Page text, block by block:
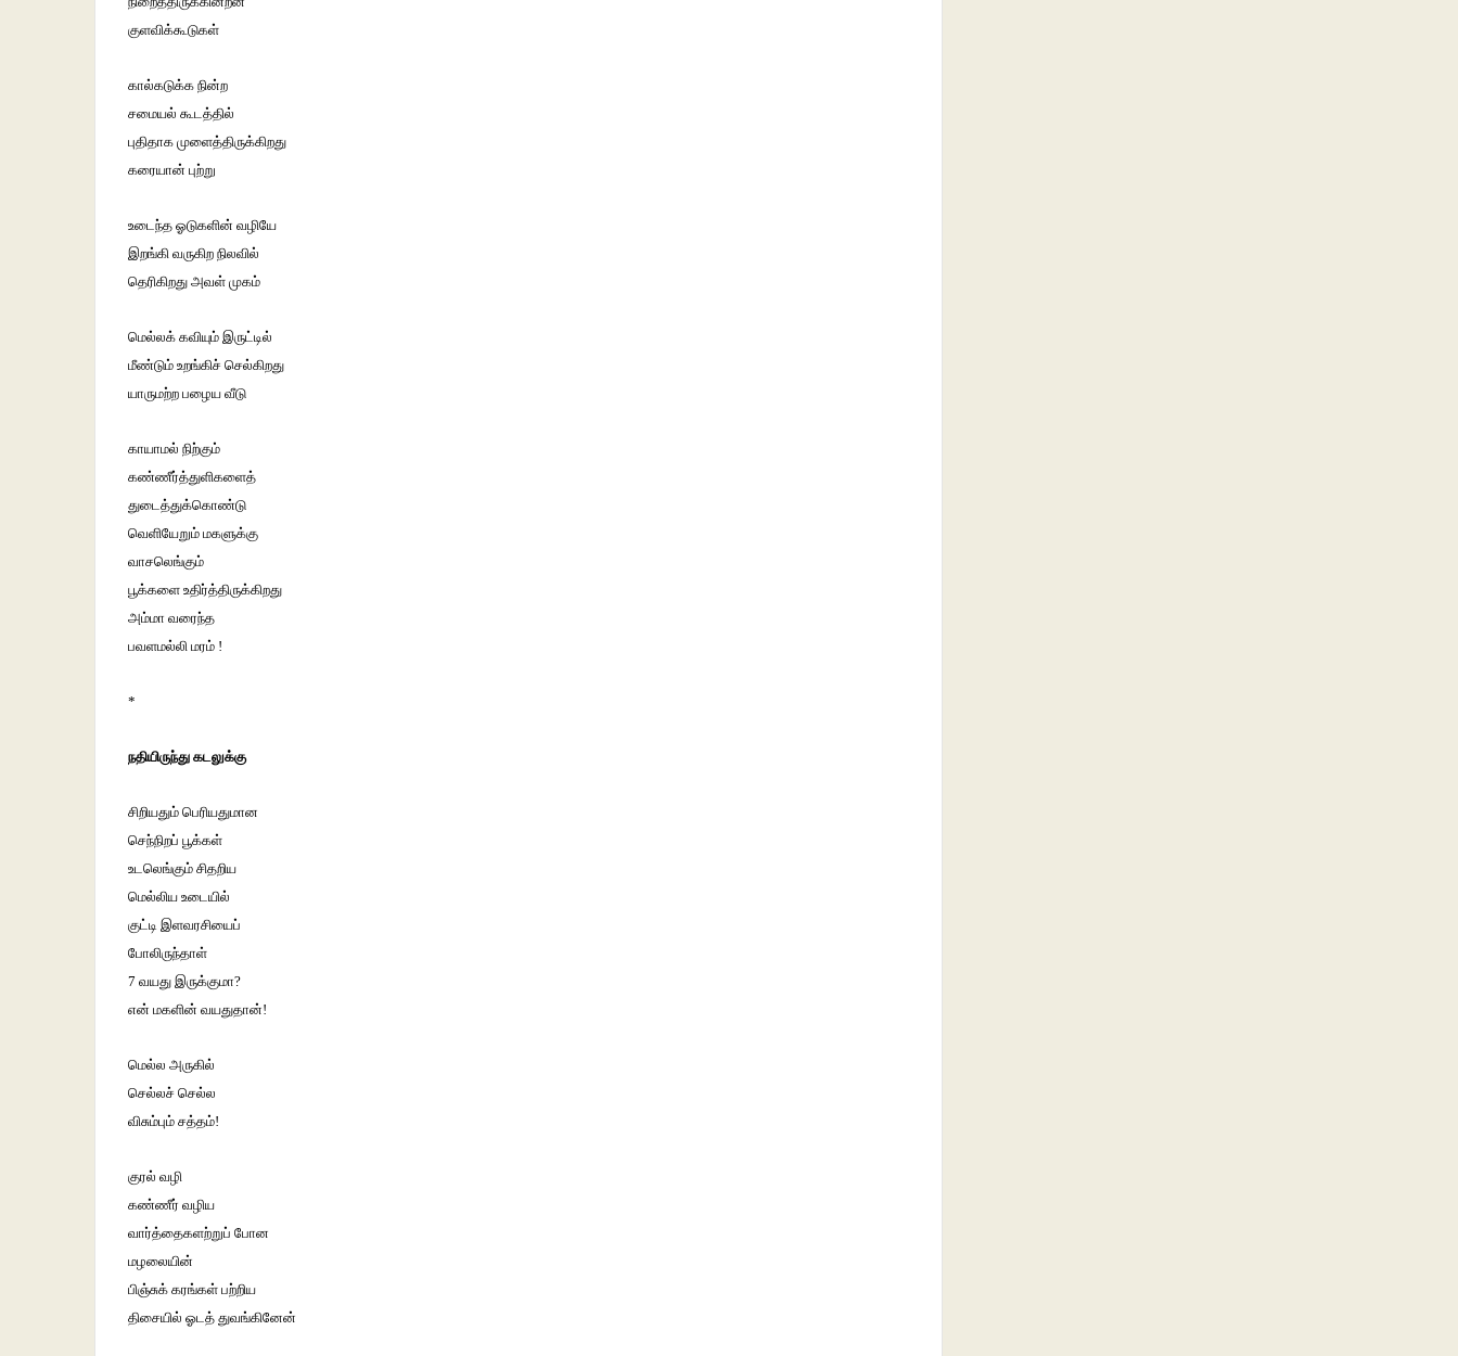
குளவிக்கூடுகள்
கால்கடுக்க நின்ற
சமையல் கூடத்தில்
புதிதாக முளைத்திருக்கிறது
கரையான் புற்று
உடைந்த ஓடுகளின் வழியே
இறங்கி வருகிற நிலவில்
தெரிகிறது அவள் முகம்
மெல்லக் கவியும் இருட்டில்
மீண்டும் உறங்கிச் செல்கிறது
யாருமற்ற பழைய வீடு
காயாமல் நிற்கும்
கண்ணீர்த்துளிகளைத்
துடைத்துக்கொண்டு
வெளியேறும் மகளுக்கு
வாசலெங்கும்
பூக்களை உதிர்த்திருக்கிறது
அம்மா வரைந்த
பவளமல்லி மரம் !
*
நதியிருந்து கடலுக்கு
சிறியதும் பெரியதுமான
செந்நிறப் பூக்கள்
உடலெங்கும் சிதறிய
மெல்லிய உடையில்
குட்டி இளவரசியைப்
போலிருந்தாள்
7 வயது இருக்குமா?
என் மகளின் வயதுதான்!
மெல்ல அருகில்
செல்லச் செல்ல
விசும்பும் சத்தம்!
குரல் வழி
கண்ணீர் வழிய
வார்த்தைகளற்றுப் போன
மழலையின்
பிஞ்சுக் கரங்கள் பற்றிய
திசையில் ஓடத் துவங்கினேன்